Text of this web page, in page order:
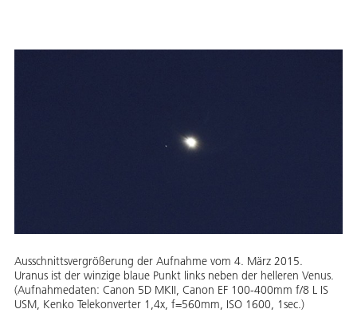
Ausschnittsvergrößerung der Aufnahme vom 4. März 2015.
Uranus ist der winzige blaue Punkt links neben der helleren Venus.
(Aufnahmedaten: Canon 5D MKII, Canon EF 100-400mm f/8 L IS
USM, Kenko Telekonverter 1,4x, f=560mm, ISO 1600, 1sec.)